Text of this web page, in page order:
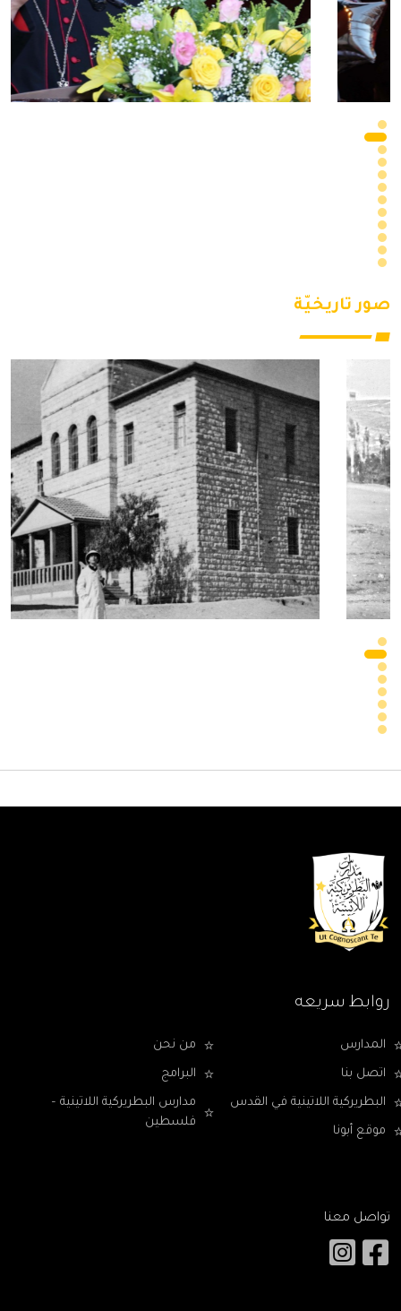
صور تاريخيّة
روابط سريعه
من نحن المدارس
البرامج اتصل بنا
مدارس البطريركية اللاتينية –
فلسطين
البطريركية اللاتينية في القدس
موقع أبونا
تواصل معنا